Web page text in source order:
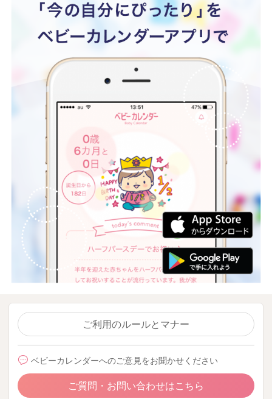
ご利用のルールとマナー
ベビーカレンダーへのご意見をお聞かせください
ご質問・お問い合わせはこちら